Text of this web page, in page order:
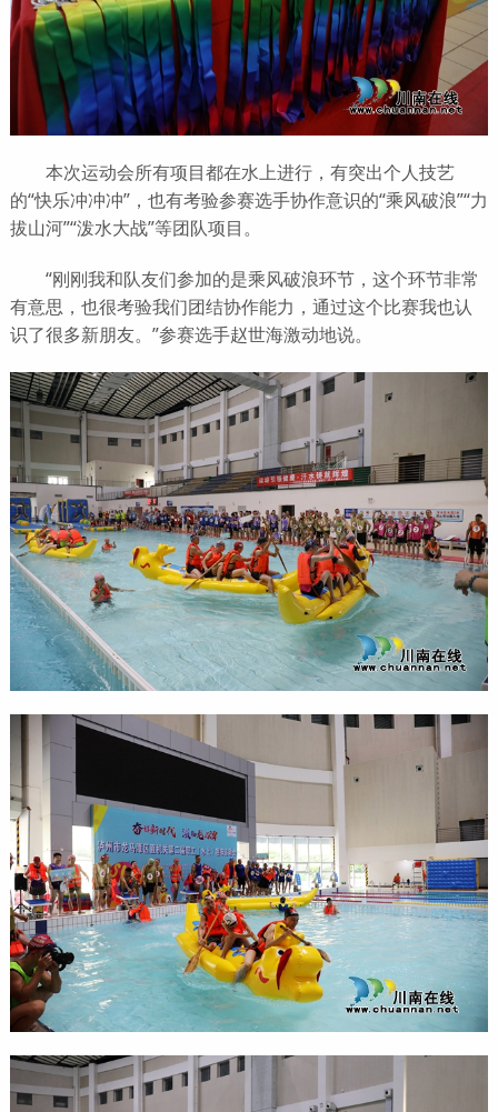
本次运动会所有项目都在水上进行，有突出个人技艺
的“快乐冲冲冲”，也有考验参赛选手协作意识的“乘风破浪”“力
拔山河”“泼水大战”等团队项目。
“刚刚我和队友们参加的是乘风破浪环节，这个环节非常
有意思，也很考验我们团结协作能力，通过这个比赛我也认
识了很多新朋友。”参赛选手赵世海激动地说。